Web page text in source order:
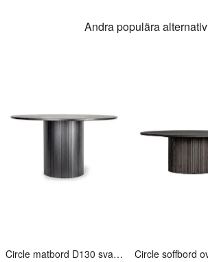
Andra populära alternativ
Circle matbord D130 svartpigmenterad